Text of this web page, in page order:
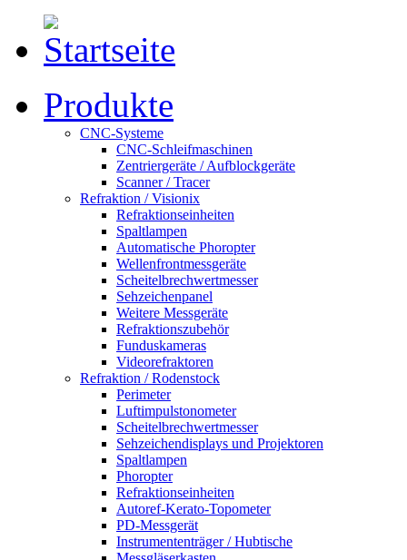
Produkte
CNC-Systeme
CNC-Schleifmaschinen
Zentriergeräte / Aufblockgeräte
Scanner / Tracer
Refraktion / Visionix
Refraktionseinheiten
Spaltlampen
Automatische Phoropter
Wellenfrontmessgeräte
Scheitelbrechwertmesser
Sehzeichenpanel
Weitere Messgeräte
Refraktionszubehör
Funduskameras
Videorefraktoren
Refraktion / Rodenstock
Perimeter
Luftimpulstonometer
Scheitelbrechwertmesser
Sehzeichendisplays und Projektoren
Spaltlampen
Phoropter
Refraktionseinheiten
Autoref-Kerato-Topometer
PD-Messgerät
Instrumententräger / Hubtische